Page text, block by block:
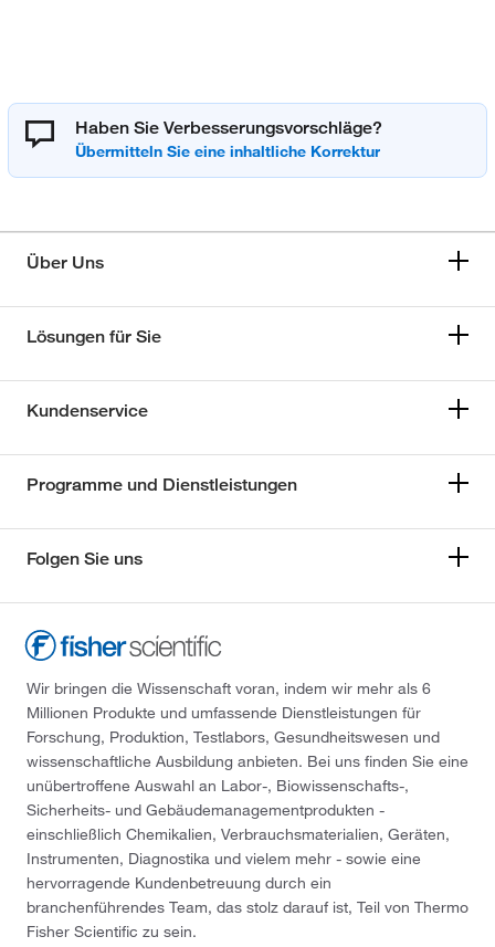
Haben Sie Verbesserungsvorschläge?
Über Uns
Lösungen für Sie
Kundenservice
Programme und Dienstleistungen
Folgen Sie uns
Wir bringen die Wissenschaft voran, indem wir mehr als 6
Millionen Produkte und umfassende Dienstleistungen für
Forschung, Produktion, Testlabors, Gesundheitswesen und
wissenschaftliche Ausbildung anbieten. Bei uns finden Sie eine
unübertroffene Auswahl an Labor-, Biowissenschafts-,
Sicherheits- und Gebäudemanagementprodukten -
einschließlich Chemikalien, Verbrauchsmaterialien, Geräten,
Instrumenten, Diagnostika und vielem mehr - sowie eine
hervorragende Kundenbetreuung durch ein
branchenführendes Team, das stolz darauf ist, Teil von Thermo
Fisher Scientific zu sein.